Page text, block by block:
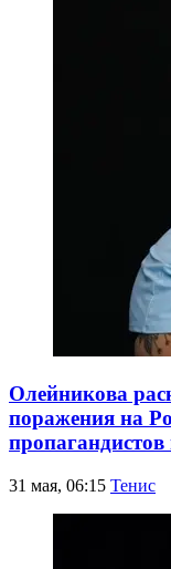
Олейникова
поражения на
31 мая, 06:15 Тенис